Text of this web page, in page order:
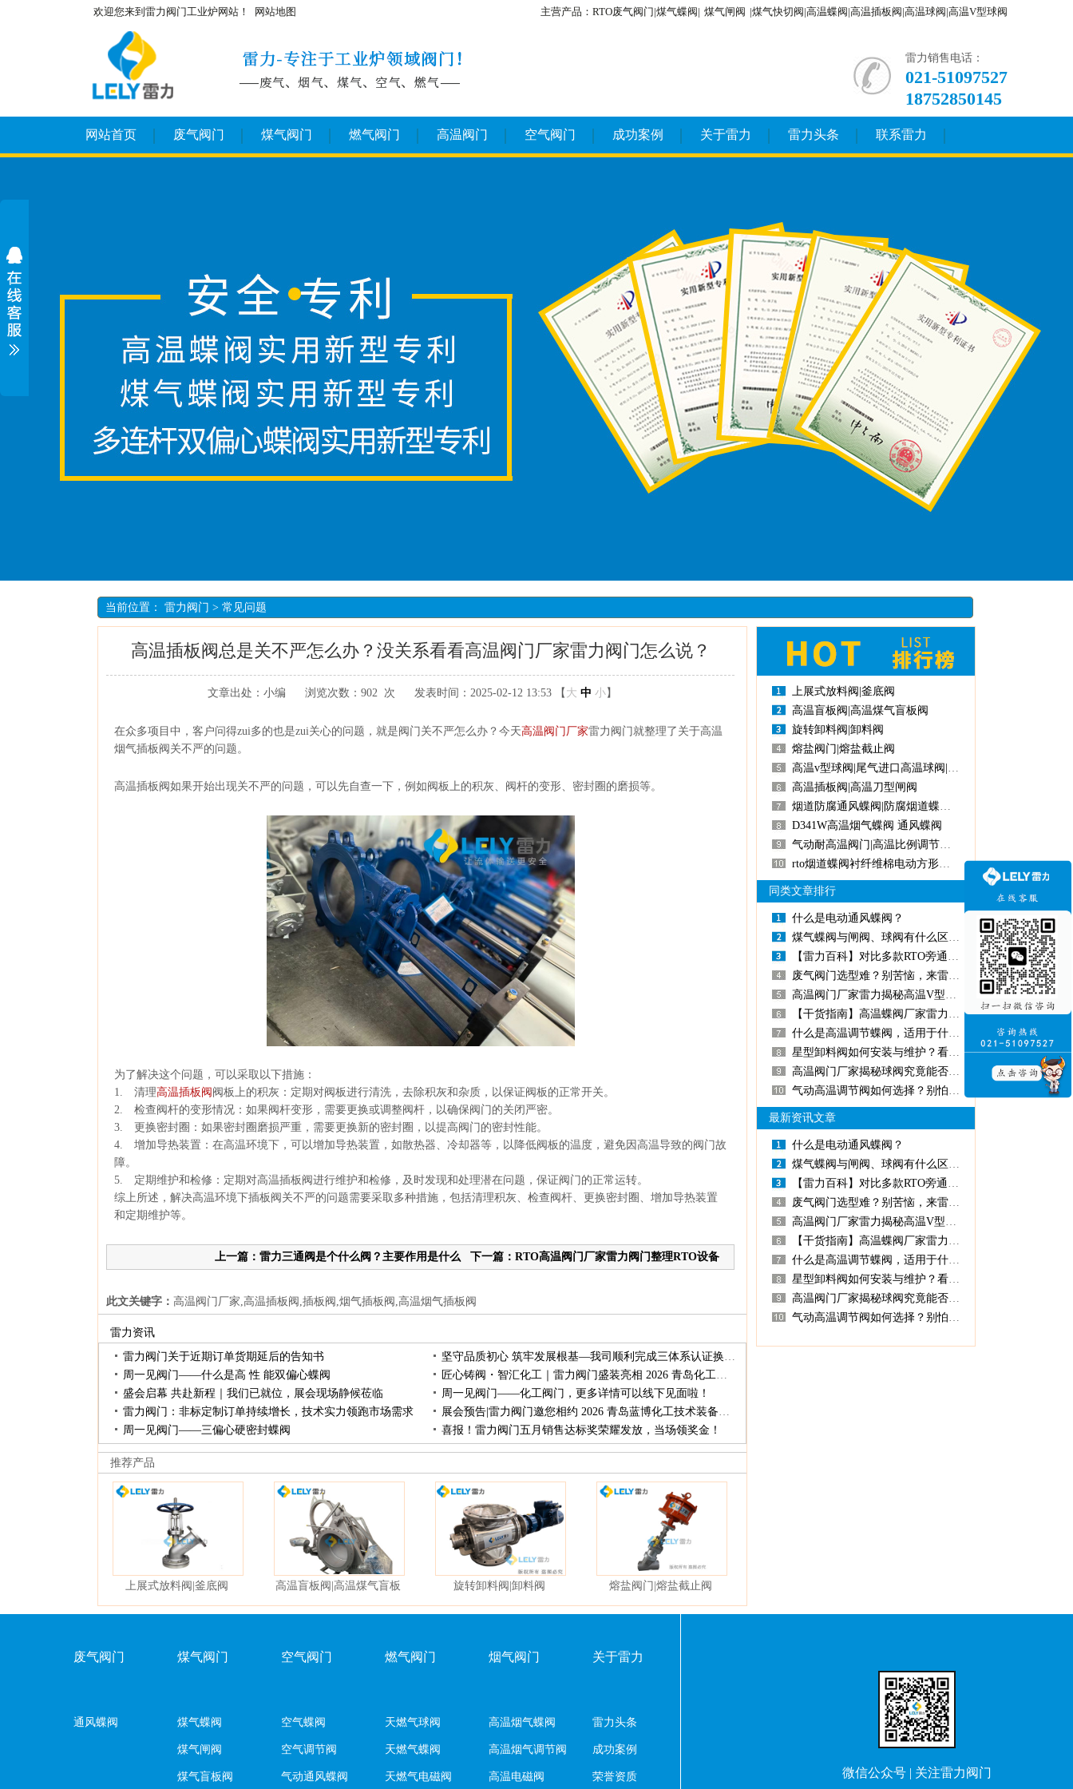
欢迎您来到雷力阀门工业炉网站！ 网站地图 主营产品：RTO废气阀门|煤气蝶阀| 煤气闸阀 |煤气快切阀|高温蝶阀|高温插板阀|高温球阀|高温V型球阀
雷力销售电话：
021-51097527
18752850145
网站首页 废气阀门 煤气阀门 燃气阀门 高温阀门 空气阀门 成功案例 关于雷力 雷力头条 联系雷力
当前位置： 雷力阀门 > 常见问题
高温插板阀总是关不严怎么办？没关系看看高温阀门厂家雷力阀门怎么说？
文章出处：小编 浏览次数： 902次 发表时间：2025-02-1213:53【 大 中 小】
在众多项目中，客户问得zui多的也是zui关心的问题，就是阀门关不严怎么办？今天高温阀门厂家雷力阀门就整理了关于高温
烟气插板阀关不严的问题。
高温插板阀如果开始出现关不严的问题，可以先自查一下，例如阀板上的积灰、阀杆的变形、密封圈的磨损等。
为了解决这个问题，可以采取以下措施：
1.清理高温插板阀 阀板上的积灰：定期对阀板进行清洗，去除积灰和杂质，以保证阀板的正常开关。
2.检查阀杆的变形情况：如果阀杆变形，需要更换或调整阀杆，以确保阀门的关闭严密。
3.更换密封圈：如果密封圈磨损严重，需要更换新的密封圈，以提高阀门的密封性能。
4.增加导热装置：在高温环境下，可以增加导热装置，如散热器、冷却器等，以降低阀板的温度，避免因高温导致的阀门故
障。
5.定期维护和检修：定期对高温插板阀进行维护和检修，及时发现和处理潜在问题，保证阀门的正常运转。
综上所述，解决高温环境下插板阀关不严的问题需要采取多种措施，包括清理积灰、检查阀杆、更换密封圈、增加导热装置
和定期维护等。
下一篇：RTO高温阀门厂家雷力阀门整理RTO设备
上一篇：雷力三通阀是个什么阀？主要作用是什么
此文关键字： 高温阀门厂家,高温插板阀,插板阀,烟气插板阀,高温烟气插板阀
雷力资讯
雷力阀门关于近期订单货期延后的告知书
坚守品质初心筑牢发展根基—我司顺利完成三体系认证换签工作
周一见阀门——什么是高性能双偏心蝶阀
匠心铸阀・智汇化工｜雷力阀门盛装亮相2026青岛化工展，圆满收官载誉而归
盛会启幕共赴新程｜我们已就位，展会现场静候莅临
周一见阀门——化工阀门，更多详情可以线下见面啦！
雷力阀门：非标定制订单持续增长，技术实力领跑市场需求
展会预告|雷力阀门邀您相约2026青岛蓝博化工技术装备展，扫码免费领门票
周一见阀门——三偏心硬密封蝶阀
喜报！雷力阀门五月销售达标奖荣耀发放，当场领奖金！
推荐产品
上展式放料阀|釜底阀
高温盲板阀|高温煤气盲板
旋转卸料阀|卸料阀 熔盐阀门|熔盐截止阀
上展式放料阀|釜底阀
高温盲板阀|高温煤气盲板阀
旋转卸料阀|卸料阀
熔盐阀门|熔盐截止阀
高温v型球阀|尾气进口高温球阀|负极材料高温球阀
高温插板阀|高温刀型闸阀
烟道防腐通风蝶阀|防腐烟道蝶阀|烟道蝶阀
D341W高温烟气蝶阀通风蝶阀
气动耐高温阀门|高温比例调节阀|高温调节风阀|气动超高温阀门
rto烟道蝶阀衬纤维棉电动方形高温蝶阀
同类文章排行
什么是电动通风蝶阀？
煤气蝶阀与闸阀、球阀有什么区别？百科
【雷力百科】对比多款RTO旁通阀，雷力阀门的性能优势在哪里？
废气阀门选型难？别苦恼，来雷力免费定制您的专属选型方案！
高温阀门厂家雷力揭秘高温V型球阀是什么？用在哪里？有什么优势？
【干货指南】高温蝶阀厂家雷力阀门整理高温蝶阀优缺点！
什么是高温调节蝶阀，适用于什么工况？
星型卸料阀如何安装与维护？看阀门厂家雷力阀门怎么说！
高温阀门厂家揭秘球阀究竟能否耐高温！
气动高温调节阀如何选择？别怕，高温阀门厂家雷力为您解答！
最新资讯文章
什么是电动通风蝶阀？
煤气蝶阀与闸阀、球阀有什么区别？百科
【雷力百科】对比多款RTO旁通阀，雷力阀门的性能优势在哪里？
废气阀门选型难？别苦恼，来雷力免费定制您的专属选型方案！
高温阀门厂家雷力揭秘高温V型球阀是什么？用在哪里？有什么优势？
【干货指南】高温蝶阀厂家雷力阀门整理高温蝶阀优缺点！
什么是高温调节蝶阀，适用于什么工况？
星型卸料阀如何安装与维护？看阀门厂家雷力阀门怎么说！
高温阀门厂家揭秘球阀究竟能否耐高温！
气动高温调节阀如何选择？别怕，高温阀门厂家雷力为您解答！
废气阀门
通风蝶阀
煤气阀门
煤气蝶阀
煤气闸阀
煤气盲板阀
空气阀门
空气蝶阀
空气调节阀
气动通风蝶阀
燃气阀门
天燃气球阀
天燃气蝶阀
天燃气电磁阀
烟气阀门
高温烟气蝶阀
高温烟气调节阀
高温电磁阀
关于雷力
雷力头条
成功案例
荣誉资质 微信公众号|关注雷力阀门